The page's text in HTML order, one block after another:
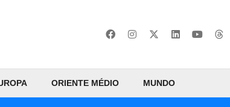
ORIENTE MÉDIO MUNDO